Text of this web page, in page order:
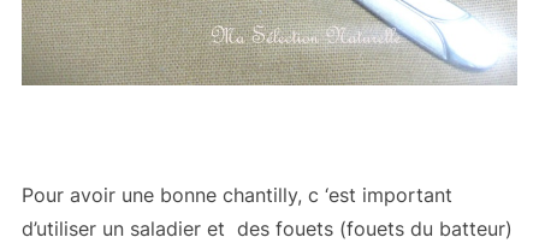
Pour avoir une bonne chantilly, c ‘est important
d’utiliser un saladier et des fouets (fouets du batteur)